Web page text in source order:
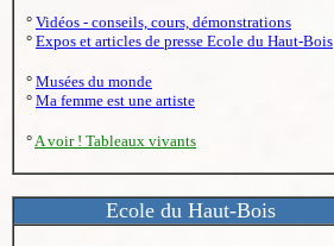
° Vidéos - conseils, cours, démonstrations
° Expos et articles de presse Ecole du Haut-Bois
° Musées du monde
° Ma femme est une artiste
°A voir ! Tableaux vivants
Ecole du Haut-Bois